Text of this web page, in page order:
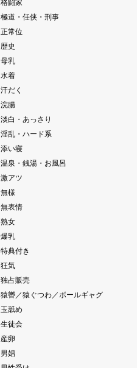
格闘家
極道・任侠・刑事
正常位
歴史
母乳
水着
汗だく
浣腸
淡白・あっさり
淫乱・ハード系
添い寝
温泉・銭湯・お風呂
激アツ
無様
無表情
熟女
爆乳
特典付き
狂気
独占販売
猿轡／猿ぐつわ／ボールギャグ
玉舐め
生徒会
産卵
男娼